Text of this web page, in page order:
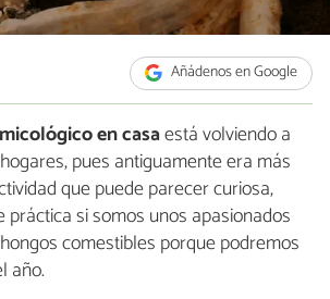
Añádenos en Google
en casaestá volviendo a
pues antiguamente era más
que puede parecer curiosa,
si somos unos apasionados
comestibles porque podremos
año.